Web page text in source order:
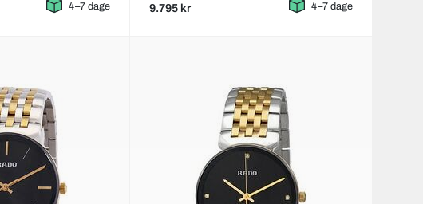
4–7 dage 9.795 kr 4–7 dage